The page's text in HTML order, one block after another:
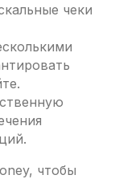
чеки
чтобы